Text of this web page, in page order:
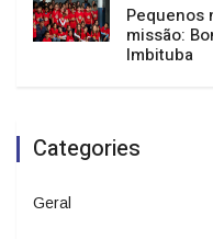
Pequenos
missão:
Imbituba
Categories
Geral